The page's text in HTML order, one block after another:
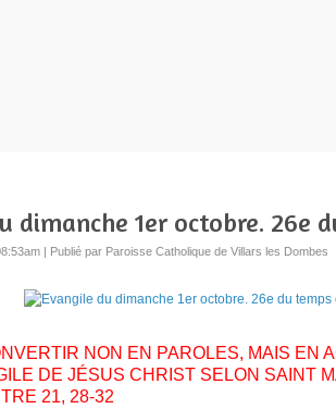
dimanche 1er octobre. 26e
| Publié par Paroisse Catholique de Villars les Dombes
NON EN PAROLES,
DE JÉSUS CHRIST SELON SAINT
21, 28-32